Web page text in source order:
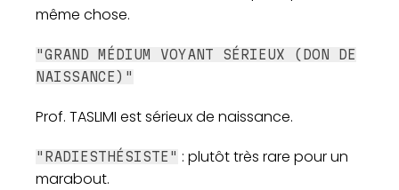
même chose.
"GRAND MÉDIUM VOYANT SÉRIEUX (DON DE
NAISSANCE)"
Prof. TASLIMI est sérieux de naissance.
"RADIESTHÉSISTE" : plutôt très rare pour un
marabout.